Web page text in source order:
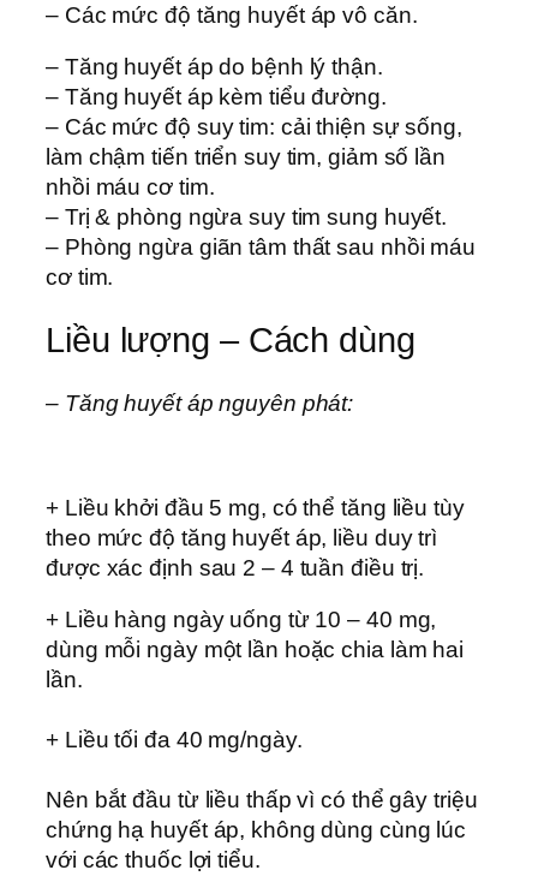
– Các mức độ tăng huyết áp vô căn.
– Tăng huyết áp do bệnh lý thận.
– Tăng huyết áp kèm tiểu đường.
– Các mức độ suy tim: cải thiện sự sống,
làm chậm tiến triển suy tim, giảm số lần
nhồi máu cơ tim.
– Trị & phòng ngừa suy tim sung huyết.
– Phòng ngừa giãn tâm thất sau nhồi máu
cơ tim.
Liều lượng – Cách dùng
– Tăng huyết áp nguyên phát:
+ Liều khởi đầu 5 mg, có thể tăng liều tùy
theo mức độ tăng huyết áp, liều duy trì
được xác định sau 2 – 4 tuần điều trị.
+ Liều hàng ngày uống từ 10 – 40 mg,
dùng mỗi ngày một lần hoặc chia làm hai
lần.
+ Liều tối đa 40 mg/ngày.
Nên bắt đầu từ liều thấp vì có thể gây triệu
chứng hạ huyết áp, không dùng cùng lúc
với các thuốc lợi tiểu.